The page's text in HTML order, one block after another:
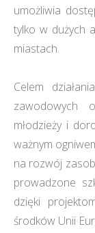
umożliwia
tylko w dużych
miastach.
Celem
zawodowych
młodzieży i
ważnym
na rozwój
prowadzone
dzięki
środków Unii